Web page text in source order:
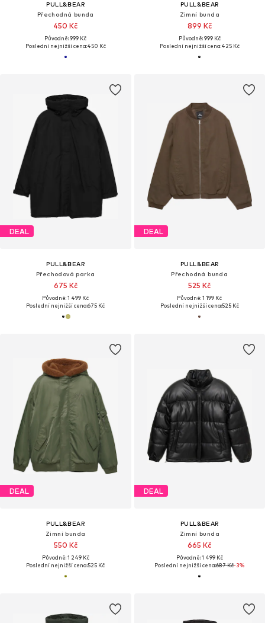
PULL&BEAR
Přechodná bunda
450 Kč
Původně: 999 Kč
Poslední nejnižší cena:450 Kč
PULL&BEAR
Zimní bunda
899 Kč
Původně: 999 Kč
Poslední nejnižší cena:425 Kč
DEAL
PULL&BEAR
Přechodová parka
675 Kč
Původně: 1 499 Kč
Poslední nejnižší cena:675 Kč
DEAL
PULL&BEAR
Přechodná bunda
525 Kč
Původně: 1 199 Kč
Poslední nejnižší cena:525 Kč
DEAL
PULL&BEAR
Zimní bunda
550 Kč
Původně: 1 249 Kč
Poslední nejnižší cena:525 Kč
DEAL
PULL&BEAR
Zimní bunda
665 Kč
Původně: 1 499 Kč
Poslední nejnižší cena:687 Kč-3%